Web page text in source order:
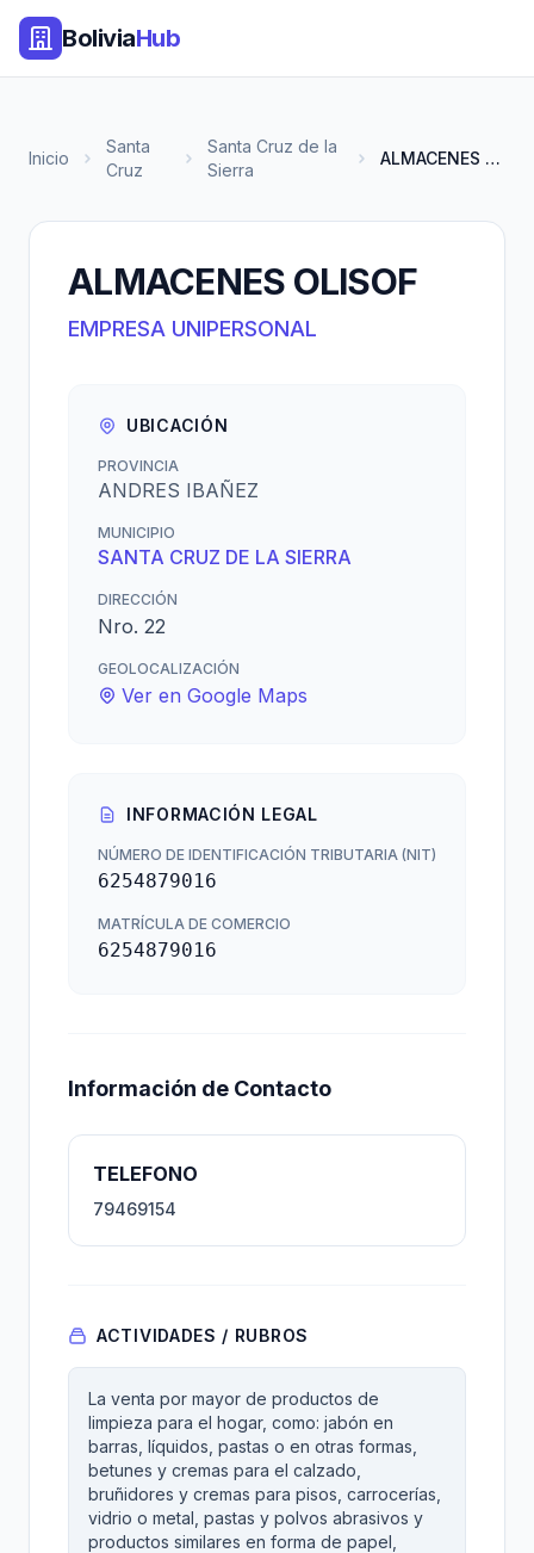
BoliviaHub
Inicio
Santa
Cruz
Santa Cruz de la
Sierra
ALMACENES OLISOF
ALMACENES OLISOF
EMPRESA UNIPERSONAL
UBICACIÓN
PROVINCIA
ANDRES IBAÑEZ
MUNICIPIO
SANTA CRUZ DE LA SIERRA
DIRECCIÓN
Nro. 22
GEOLOCALIZACIÓN
Ver en Google Maps
INFORMACIÓN LEGAL
NÚMERO DE IDENTIFICACIÓN TRIBUTARIA (NIT)
6254879016
MATRÍCULA DE COMERCIO
6254879016
Información de Contacto
TELEFONO
79469154
ACTIVIDADES / RUBROS
La venta por mayor de productos de
limpieza para el hogar, como: jabón en
barras, líquidos, pastas o en otras formas,
betunes y cremas para el calzado,
bruñidores y cremas para pisos, carrocerías,
vidrio o metal, pastas y polvos abrasivos y
productos similares en forma de papel,